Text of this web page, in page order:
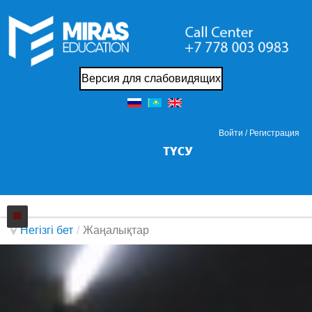
Версия для слабовидящих
Войти / Регистрация
Жаңалықтар
Біз жайында
Негізгі бет / Жаңалықтар